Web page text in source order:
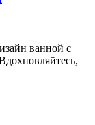
ванной с